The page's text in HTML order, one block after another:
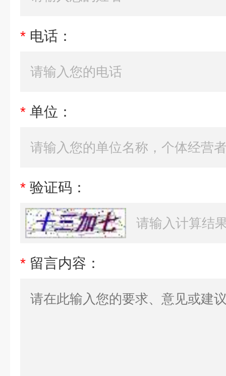
* 电话：
* 单位：
* 验证码：
* 留言内容：